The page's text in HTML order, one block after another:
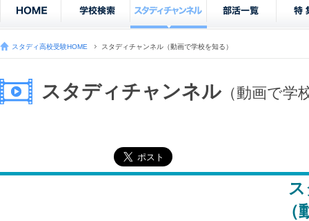
スタディ高校受験HOME スタディチャンネル（動画で学校を知る）
スタディチャンネル （動画で学